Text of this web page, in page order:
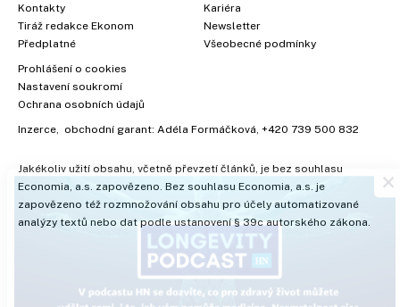
Kontakty
Tiráž redakce Ekonom
Předplatné
Kariéra
Newsletter
Všeobecné podmínky
Prohlášení o cookies
Nastavení soukromí
Ochrana osobních údajů
Inzerce , obchodní garant: Adéla Formáčková +420 739 500 832
Jakékoliv užití obsahu, včetně převzetí článků, je bez souhlasu
Economia, a.s. zapovězeno. Bez souhlasu Economia, a.s. je
zapovězeno též rozmnožování obsahu pro účely automatizované
analýzy textů nebo dat podle ustanovení § 39c autorského zákona.